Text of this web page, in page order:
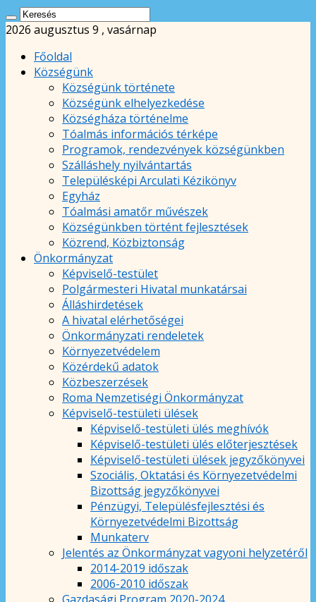
2026 augusztus 9 , vasárnap
Főoldal
Községünk
Községünk története
Községünk elhelyezkedése
Községháza történelme
Tóalmás információs térképe
Programok, rendezvények községünkben
Szálláshely nyilvántartás
Településképi Arculati Kézikönyv
Egyház
Tóalmási amatőr művészek
Községünkben történt fejlesztések
Közrend, Közbiztonság
Önkormányzat
Képviselő-testület
Polgármesteri Hivatal munkatársai
Álláshirdetések
A hivatal elérhetőségei
Önkormányzati rendeletek
Környezetvédelem
Közérdekű adatok
Közbeszerzések
Roma Nemzetiségi Önkormányzat
Képviselő-testületi ülések
Képviselő-testületi ülés meghívók
Képviselő-testületi ülés előterjesztések
Képviselő-testületi ülések jegyzőkönyvei
Szociális, Oktatási és Környezetvédelmi
Bizottság jegyzőkönyvei
Pénzügyi, Településfejlesztési és
Környezetvédelmi Bizottság
Munkaterv
Jelentés az Önkormányzat vagyoni helyzetéről
2014-2019 időszak
2006-2010 időszak